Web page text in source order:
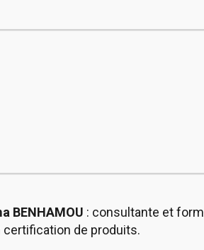
BENHAMOU : consultante et
certification de produits.